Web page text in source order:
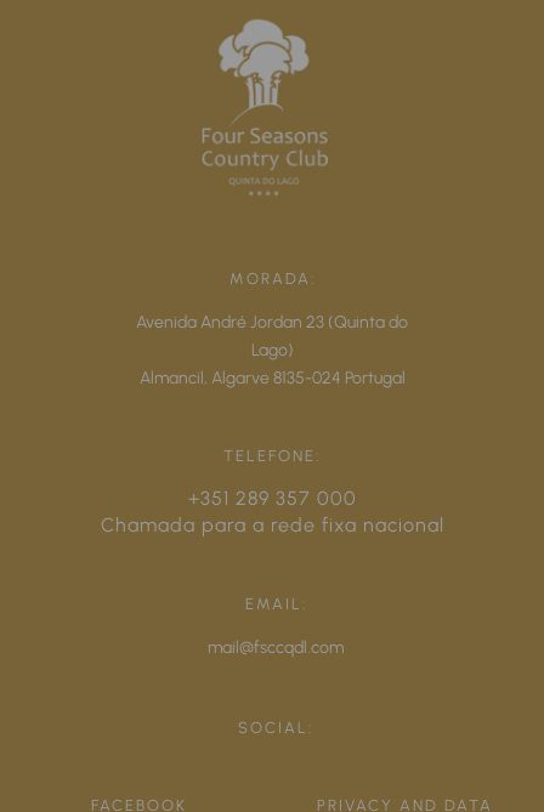
MORADA:
Avenida André Jordan 23 (Quinta do
Lago)
Almancil, Algarve8135-024 Portugal
TELEFONE:
+351 289 357 000
Chamada para a rede fixa nacional
EMAIL:
mail@fsccqdl.com
SOCIAL:
FACEBOOK
PRIVACY AND DATA